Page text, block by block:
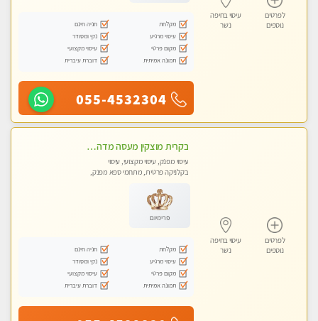
לפרטים
נוספים
עיסוי בחיפה
נשר
מקלחת
חניה חינם
עיסוי מרגיע
נקי ומסודר
מקום פרטי
עיסוי מקצועי
תמונה אמיתית
דוברת עיברית
055-4532304
לפרטים
נוספים
עיסוי בחיפה
נשר
בקרית מוצקין מעסה מדהימה- כל סוגי העיסויים מעסה מקצועית ואיכותית פרטי!!! לחוויה בלתי נשכחת!!
עיסוי מפנק, עיסוי מקצועי, עיסוי
בקלניקה פרטית, מתחמי ספא מפנק,
פרימיום
מקלחת
חניה חינם
עיסוי מרגיע
נקי ומסודר
מקום פרטי
עיסוי מקצועי
תמונה אמיתית
דוברת עיברית